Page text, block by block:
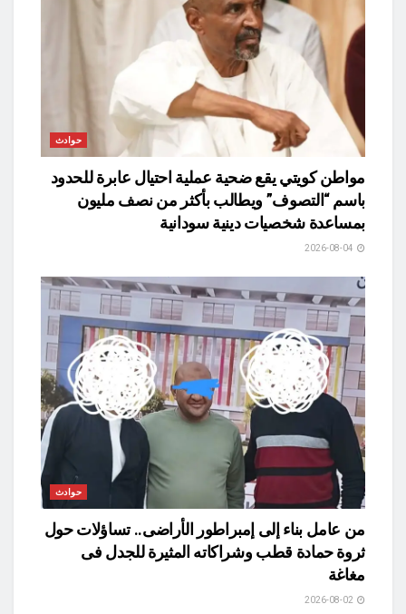
حوادث
مواطن كويتي يقع ضحية عملية احتيال عابرة للحدود
باسم “التصوف” ويطالب بأكثر من نصف مليون
بمساعدة شخصيات دينية سودانية
حوادث
من عامل بناء إلى إمبراطور الأراضى.. تساؤلات حول
ثروة حمادة قطب وشراكاته المثيرة للجدل فى
مغاغة